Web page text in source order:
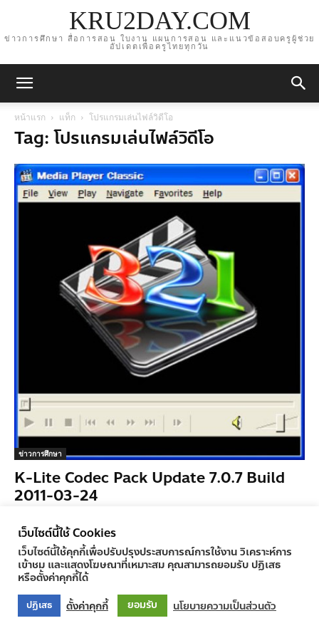
KRU2DAY.COM
ข่าวการศึกษา สื่อการสอน ใบงาน แผนการสอน และแนวข้อสอบครูผู้ช่วย
อัปเดตเพื่อครูไทยทุกวัน
หน้าแรก แท็ก โปรแกรมเล่นไฟล์วิดีโอ
Tag: โปรแกรมเล่นไฟล์วิดีโอ
ข่าวการศึกษา
K-Lite Codec Pack Update 7.0.7 Build
2011-03-24
เว็บไซต์นี้ใช้ Cookies
เว็บไซต์นี้ใช้คุกกี้เพื่อปรับปรุงประสบการณ์การใช้งาน วิเคราะห์การ
เข้าชม และแสดงโฆษณาที่เหมาะสม คุณสามารถยอมรับ ปฏิเสธ
หรือตั้งค่าคุกกี้ได้
ปฏิเสธ ตั้งค่าคุกกี้ ยอมรับ นโยบายความเป็นส่วนตัว